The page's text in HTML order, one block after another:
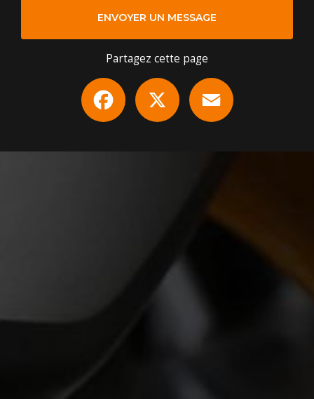
ENVOYER UN MESSAGE
Partagez cette page
Facebook